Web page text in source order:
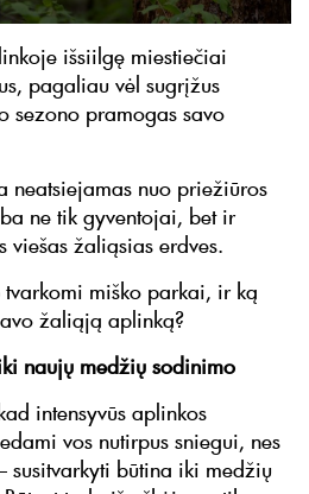
išsiilgę miestiečiai
pagaliau vėl sugrįžus
sezono pramogas savo
neatsiejamas nuo priežiūros
ne tik gyventojai, bet ir
žaliąsias erdves.
miško parkai, ir ką
žaliąją aplinką?
naujų medžių sodinimo
intensyvūs aplinkos
vos nutirpus sniegui, nes
susitvarkyti būtina iki medžių